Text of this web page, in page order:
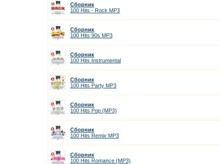
Сборник
100 Hits - Rock MP3
Сборник
100 Hits 90s MP3
Сборник
100 Hits Instrumental
Сборник
100 Hits Party MP3
Сборник
100 Hits Pop (MP3)
Сборник
100 Hits Remix MP3
Сборник
100 Hits Romance (МР3)